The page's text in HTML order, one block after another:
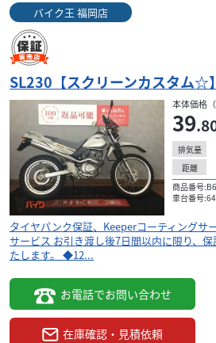
とに注目が集まっていた中で登場
インのオフロードモデルだ。
気量を223ccへアップし、20ps/
m/6000rpmとXLR200Rよりも低
大トルクを発揮。また、セルスタ
動が容易となっている。往年の「
実力と、誰でも気軽に乗れる懐
る。
検索条件でおすすめの車両
バイク王 福岡店
SL230【スクリーンカスタム☆
本体価格（
39
排気量
距離
商品番号
車台番号
タイヤパンク保証、Keeperコーティングサ
サービス お引き渡し後7日間以内に限り、
たします。 ◆12...
お電話でお問い合わせ
在庫確認・見積依頼